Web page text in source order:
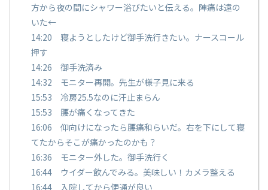
方から夜の間にシャワー浴びたいと伝える。陣痛は遠の
いた←
14:20 寝ようとしたけど御手洗行きたい。ナースコール
押す
14:26 御手洗済み
14:32 モニター再開。先生が様子見に来る
15:53 冷房25.5なのに汗止まらん
15:53 腰が痛くなってきた
16:06 仰向けになったら腰痛和らいだ。右を下にして寝
てたからそこが痛かったのかも？
16:36 モニター外した。御手洗行く
16:44 ウイダー飲んでみる。美味しい！カメラ整える
16:44 入院してから便通が良い